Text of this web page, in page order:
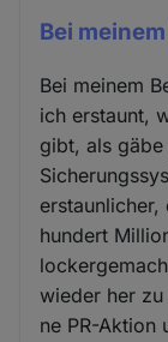
Bei
Bei meinem
ich erstaunt,
gibt, als
erstaunlicher,
hundert
wieder her
ne PR-Aktion